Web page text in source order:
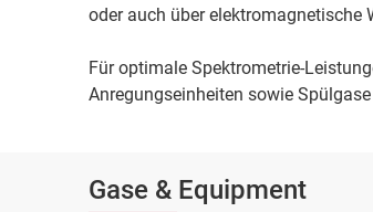
oder auch über elektromagnetische
Für optimale Spektrometrie-
Anregungseinheiten sowie
Gase & Equipment